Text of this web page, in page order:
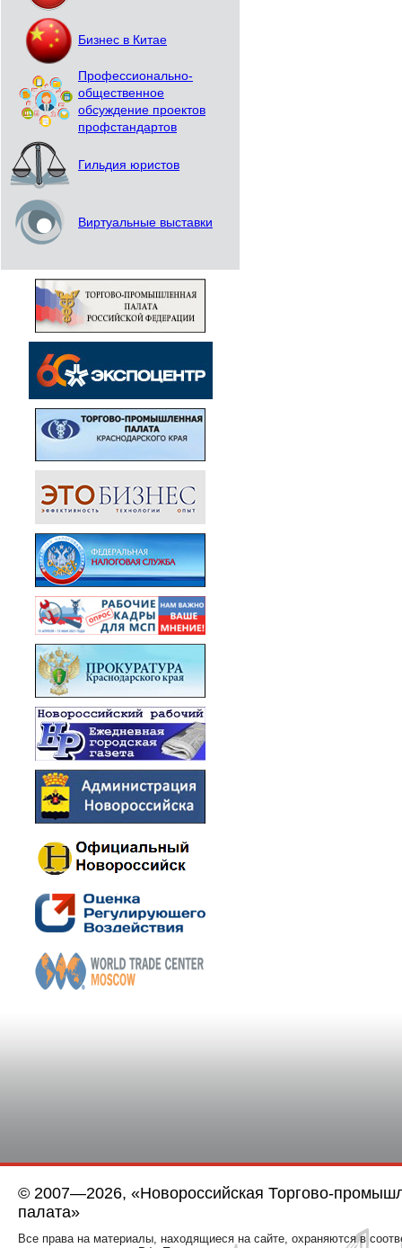
Бизнес в Китае
Профессионально-
общественное
обсуждение проектов
профстандартов
Гильдия юристов
Виртуальные выставки
© 2007—2026, «Новороссийская Торгово-
палата»
Все права на материалы, находящиеся на сайте, охраняются в